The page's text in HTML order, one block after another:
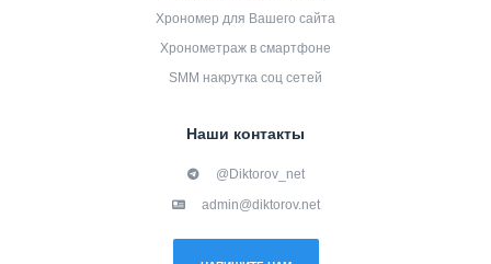
Хрономер для Вашего сайта
Хронометраж в смартфоне
SMM накрутка соц сетей
Наши контакты
@Diktorov_net
admin@diktorov.net